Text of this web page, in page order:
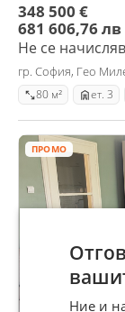
348 500 €
681 606,76 лв
Не се
гр. София, Гео
80 м² ет. 3
ПРОМО
Ние и